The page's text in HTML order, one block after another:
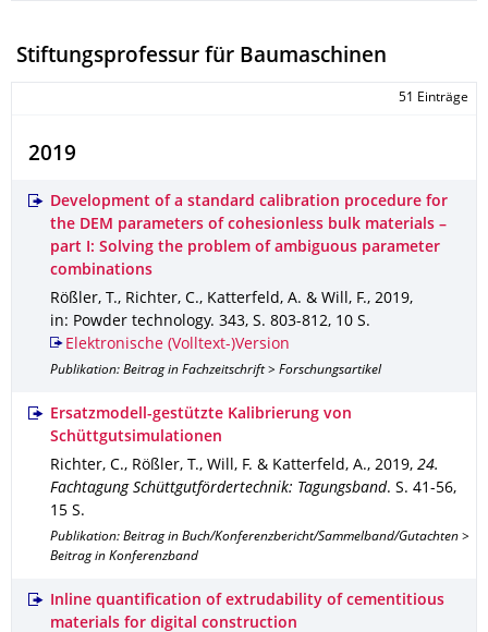
Stiftungsprofessur für Baumaschinen
51 Einträge
2019
Development of a standard calibration procedure for
the DEM parameters of cohesionless bulk materials –
part I: Solving the problem of ambiguous parameter
combinations
Rößler, T., Richter, C., Katterfeld, A. & Will, F., 2019,
in: Powder technology. 343, S. 803-812, 10 S.
Elektronische (Volltext-)Version
Publikation: Beitrag in Fachzeitschrift > Forschungsartikel
Ersatzmodell-gestützte Kalibrierung von
Schüttgutsimulationen
Richter, C., Rößler, T., Will, F. & Katterfeld, A., 2019, 24.
Fachtagung Schüttgutfördertechnik: Tagungsband. S. 41-56,
15 S.
Publikation: Beitrag in Buch/Konferenzbericht/Sammelband/Gutachten >
Beitrag in Konferenzband
Inline quantification of extrudability of cementitious
materials for digital construction